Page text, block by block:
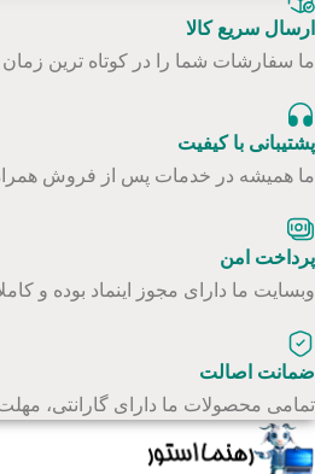
ارسال سریع کالا
ما سفارشات شما را در کوتاه ترین
پشتیبانی با کیفیت
ما همیشه در خدمات پس از فروش
پرداخت امن
وبسایت ما دارای مجوز اینماد بوده و
ضمانت اصالت
تمامی محصولات ما دارای گارانتی،